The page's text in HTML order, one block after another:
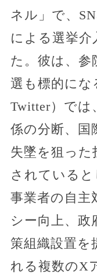
ネル」で、
による選挙介
た。彼は、参
選も標的にな
Twitter）では
係の分断、国
失墜を狙った
されている
事業者の自主
シー向上、政
策組織設置を
れる複数のX